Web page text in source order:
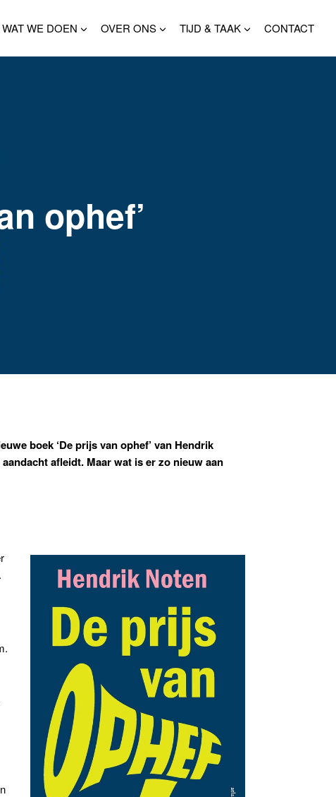
WAT WE DOEN OVER ONS TIJD & TAAK CONTACT
ophef’
boek ‘De prijs van ophef’ van Hendrik
afleidt. Maar wat is er zo nieuw aan